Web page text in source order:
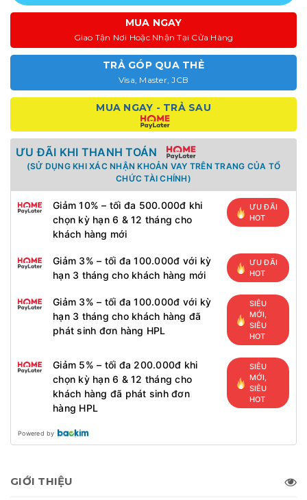
MUA NGAY
Giao Tận Nơi Hoặc Nhận Tại Cửa Hàng
TRẢ GÓP QUA THẺ
Visa, Master, JCB
MUA NGAY - TRẢ SAU
ƯU ĐÃI KHI THANH TOÁN
(SỬ DỤNG KHI XÁC NHẬN KHOẢN VAY TRÊN TRANG CỦA TỔ
CHỨC TÀI CHÍNH)
Giảm 10% – tối đa 500.000đ khi
chọn kỳ hạn 6 & 12 tháng cho
khách hàng mới
ƯU ĐÃI
HOT
Giảm 3% – tối đa 100.000đ với kỳ
hạn 3 tháng cho khách hàng mới
ƯU ĐÃI
HOT
Giảm 3% – tối đa 100.000đ với kỳ
hạn 3 tháng cho khách hàng đã
phát sinh đơn hàng HPL
SIÊU
MỚI,
SIÊU
HOT
Giảm 5% – tối đa 200.000đ khi
chọn kỳ hạn 6 & 12 tháng cho
khách hàng đã phát sinh đơn
hàng HPL
SIÊU
MỚI,
SIÊU
HOT
Powered by
GIỚI THIỆU